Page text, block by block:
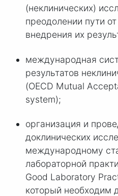
(неклинических)
преодолении пути
внедрения их
международная
результатов
(OECD Mutual
system);
организация и
доклинических
международному
лабораторной
Good Laboratory
который необходим